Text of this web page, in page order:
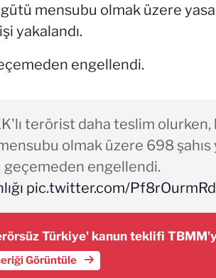
mensubu olmak üzere yasa
yakalandı.
engellendi.
terörist daha teslim olurken,
olmak üzere 698 şahıs
geçemeden engellendi.
pic.twitter.com/Pf8rOurmRd
Türkiye' kanun teklifi
Görüntüle